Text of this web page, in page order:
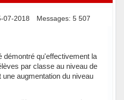
07-2018 Messages: 5 507
démontré qu'effectivement la
par classe au niveau de
augmentation du niveau